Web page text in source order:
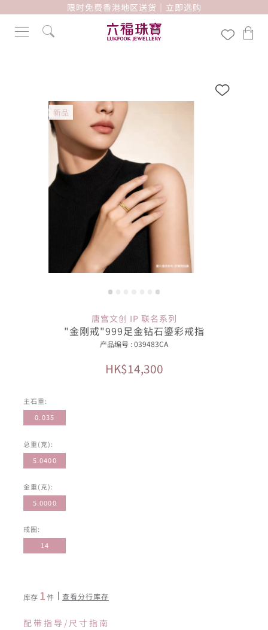
限时免费香港地区送货｜立即选购
新品
唐宫文创 IP 联名系列
"金刚戒"999足金钻石鎏彩戒指
产品编号 : 039483CA
HK$14,300
主石重:
0.035
总重(克):
5.0400
金重(克):
5.0000
戒圈:
14
库存 1件 查看分行库存
配带指导/尺寸指南